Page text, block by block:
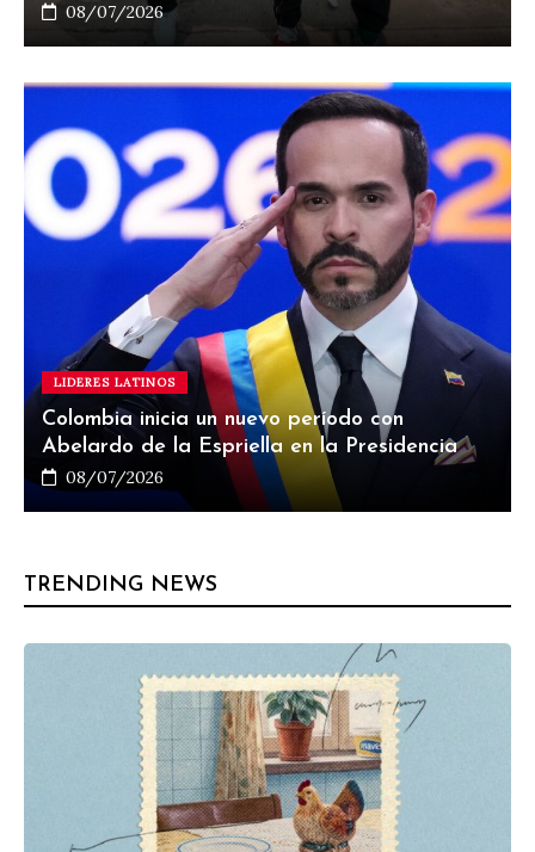
08/07/2026
LIDERES LATINOS
Colombia inicia un nuevo período con
Abelardo de la Espriella en la Presidencia
08/07/2026
TRENDING NEWS